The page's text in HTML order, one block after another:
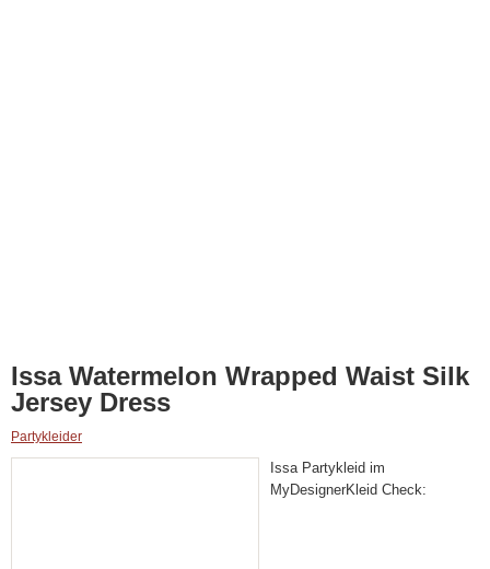
Issa Watermelon Wrapped Waist Silk
Jersey Dress
Partykleider
Issa Partykleid im
MyDesignerKleid Check: